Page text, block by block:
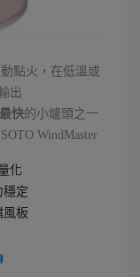
點火，在低溫或
出
快的小爐頭之一
WindMaster
化
穩定
風板